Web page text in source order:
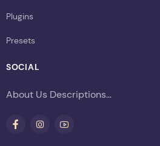
Plugins
Presets
SOCIAL
About Us Descriptions...